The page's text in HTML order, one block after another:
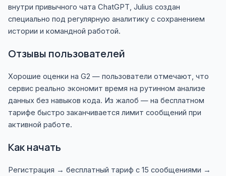
внутри привычного чата ChatGPT, Julius создан
специально под регулярную аналитику с сохранением
истории и командной работой.
Отзывы пользователей
Хорошие оценки на G2 — пользователи отмечают, что
сервис реально экономит время на рутинном анализе
данных без навыков кода. Из жалоб — на бесплатном
тарифе быстро заканчивается лимит сообщений при
активной работе.
Как начать
Регистрация → бесплатный тариф с 15 сообщениями →